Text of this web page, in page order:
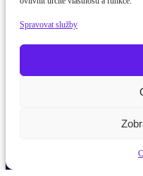
Spravovat služby